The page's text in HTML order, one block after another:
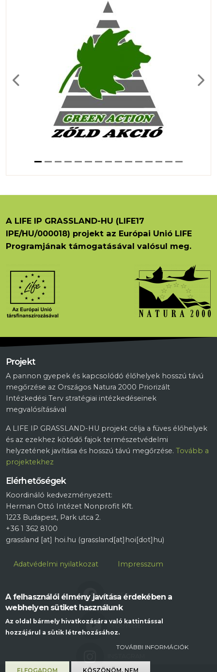
Previous Next
A LIFE IP GRASSLAND-HU (LIFE17
IPE/HU/000018) projekt az Európai Unió LIFE
Programjának támogatásával valósul meg.
Projekt
A pannon gyepek és kapcsolódó élőhelyek hosszú távú
megőrzése az Országos Natura 2000 Priorizált
Intézkedési Terv stratégiai intézkedéseinek
megvalósításával
A LIFE IP GRASSLAND-HU projekt célja a füves élőhelyek
és az ezekhez kötődő fajok természetvédelmi
helyzetének javítása és hosszú távú megőrzése. Tovább a
projektekhez
Elérhetőségek
Koordináló kedvezményezett:
Herman Ottó Intézet Nonprofit Kft.
1223 Budapest, Park utca 2.
+36 1 362 8100
grassland [at] hoi.hu (grassland[at]hoi[dot]hu)
Lábléc
Adatvédelmi nyilatkozat Impresszum
FACEBOOK
YOUTUBE
A felhasználói élmény javítása érdekében a
webhelyen sütiket használunk
Az oldal bármely hivatkozására való kattintással
hozzájárul a sütik létrehozásához.
TOVÁBBI INFORMÁCIÓK
ELFOGADOM KÖSZÖNÖM, NEM